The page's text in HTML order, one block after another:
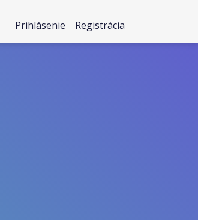
Prihlásenie Registrácia